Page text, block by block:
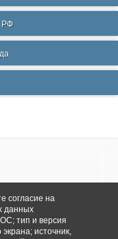
РФ
согласие на
данных
тип и версия
источник,